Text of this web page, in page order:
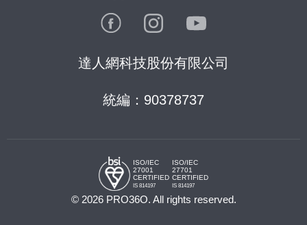
達人網科技股份有限公司
統編：90378737
ISO/IEC
27001
CERTIFIED
IS 814197
ISO/IEC
27701
CERTIFIED
IS 814197
© 2026 PRO36O. All rights reserved.